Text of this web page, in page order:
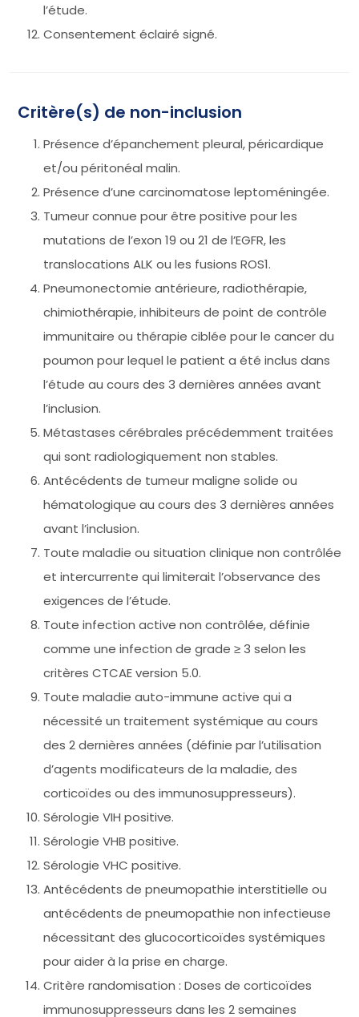
l’étude.
Consentement éclairé signé.
Critère(s) de non-inclusion
Présence d’épanchement pleural, péricardique
et/ou péritonéal malin.
Présence d’une carcinomatose leptoméningée.
Tumeur connue pour être positive pour les
mutations de l’exon 19 ou 21 de l’EGFR, les
translocations ALK ou les fusions ROS1.
Pneumonectomie antérieure, radiothérapie,
chimiothérapie, inhibiteurs de point de contrôle
immunitaire ou thérapie ciblée pour le cancer du
poumon pour lequel le patient a été inclus dans
l’étude au cours des 3 dernières années avant
l’inclusion.
Métastases cérébrales précédemment traitées
qui sont radiologiquement non stables.
Antécédents de tumeur maligne solide ou
hématologique au cours des 3 dernières années
avant l’inclusion.
Toute maladie ou situation clinique non contrôlée
et intercurrente qui limiterait l’observance des
exigences de l’étude.
Toute infection active non contrôlée, définie
comme une infection de grade ≥ 3 selon les
critères CTCAE version 5.0.
Toute maladie auto-immune active qui a
nécessité un traitement systémique au cours
des 2 dernières années (définie par l’utilisation
d’agents modificateurs de la maladie, des
corticoïdes ou des immunosuppresseurs).
Sérologie VIH positive.
Sérologie VHB positive.
Sérologie VHC positive.
Antécédents de pneumopathie interstitielle ou
antécédents de pneumopathie non infectieuse
nécessitant des glucocorticoïdes systémiques
pour aider à la prise en charge.
Critère randomisation : Doses de corticoïdes
immunosuppresseurs dans les 2 semaines